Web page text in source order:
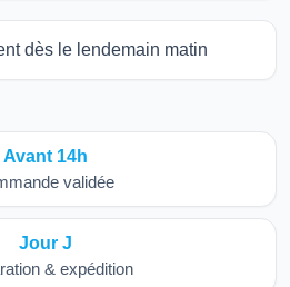
dès le lendemain matin
Avant 14h
validée
Jour J
& expédition